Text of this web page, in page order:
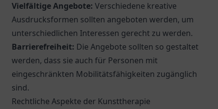
Vielfältige Angebote: Verschiedene kreative
Ausdrucksformen sollten angeboten werden, um
unterschiedlichen Interessen gerecht zu werden.
Barrierefreiheit: Die Angebote sollten so gestaltet
werden, dass sie auch für Personen mit
eingeschränkten Mobilitätsfähigkeiten zugänglich
sind.
Rechtliche Aspekte der Kunsttherapie